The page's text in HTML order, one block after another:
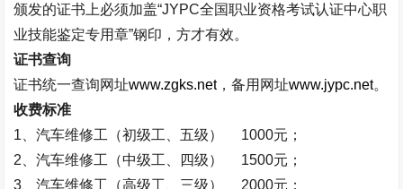
颁发的证书上必须加盖“JYPC全国职业资格考试认证中心职
业技能鉴定专用章”钢印，方才有效。
证书查询
证书统一查询网址www.zgks.net ，备用网址www.jypc.net。
收费标准
1 、汽车维修工（初级工、五级） 1000元；
2 、汽车维修工（中级工、四级） 1500元；
3 、汽车维修工（高级工、三级） 2000元；